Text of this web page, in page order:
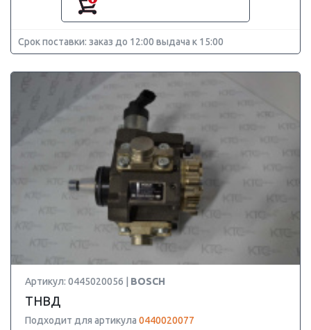
Срок поставки: заказ до 12:00 выдача к 15:00
Артикул: 0445020056 | BOSCH
ТНВД
Подходит для артикула 0440020077